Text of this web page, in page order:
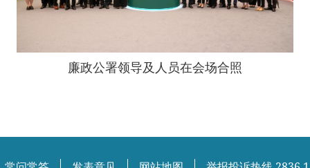
廉政公署领导及人员在会场合照